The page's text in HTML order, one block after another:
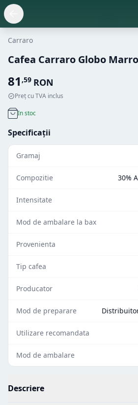
Carraro
Cafea Carraro Globo
81 ,59 RON
Preț cu TVA inclus
In stoc
Specificații
Gramaj
Compozitie 30%
Intensitate
Mod de ambalare la bax
Provenienta
Tip cafea
Producator
Mod de preparare
Utilizare recomandata
Mod de ambalare
Descriere